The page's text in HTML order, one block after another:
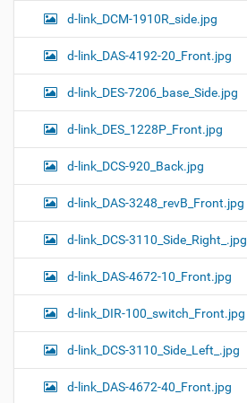
d-link_DCM-1910R_side.jpg
d-link_DAS-4192-20_Front.jpg
d-link_DES-7206_base_Side.jpg
d-link_DES_1228P_Front.jpg
d-link_DCS-920_Back.jpg
d-link_DAS-3248_revB_Front.jpg
d-link_DCS-3110_Side_Right_.jpg
d-link_DAS-4672-10_Front.jpg
d-link_DIR-100_switch_Front.jpg
d-link_DCS-3110_Side_Left_.jpg
d-link_DAS-4672-40_Front.jpg